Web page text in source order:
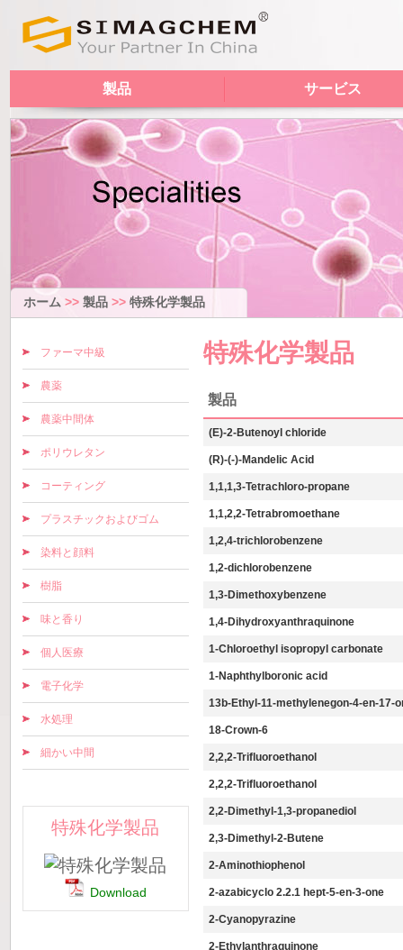
製品 サービス
ホーム >> 製品>> 特殊化学製品
ファーマ中級
農薬
農薬中間体
ポリウレタン
コーティング
プラスチックおよびゴム
染料と顔料
樹脂
味と香り
個人医療
電子化学
水処理
細かい中間
特殊化学製品
Download
特殊化学製品
製品
(E)-2-Butenoyl chloride
(R)-(-)-Mandelic Acid
1,1,1,3-Tetrachloro-propane
1,1,2,2-Tetrabromoethane
1,2,4-trichlorobenzene
1,2-dichlorobenzene
1,3-Dimethoxybenzene
1,4-Dihydroxyanthraquinone
1-Chloroethyl isopropyl carbonate
1-Naphthylboronic acid
13b-Ethyl-11-methylenegon-4-en-17-
18-Crown-6
2,2,2-Trifluoroethanol
2,2,2-Trifluoroethanol
2,2-Dimethyl-1,3-propanediol
2,3-Dimethyl-2-Butene
2-Aminothiophenol
2-azabicyclo 2.2.1 hept-5-en-3-one
2-Cyanopyrazine
2-Ethylanthraquinone